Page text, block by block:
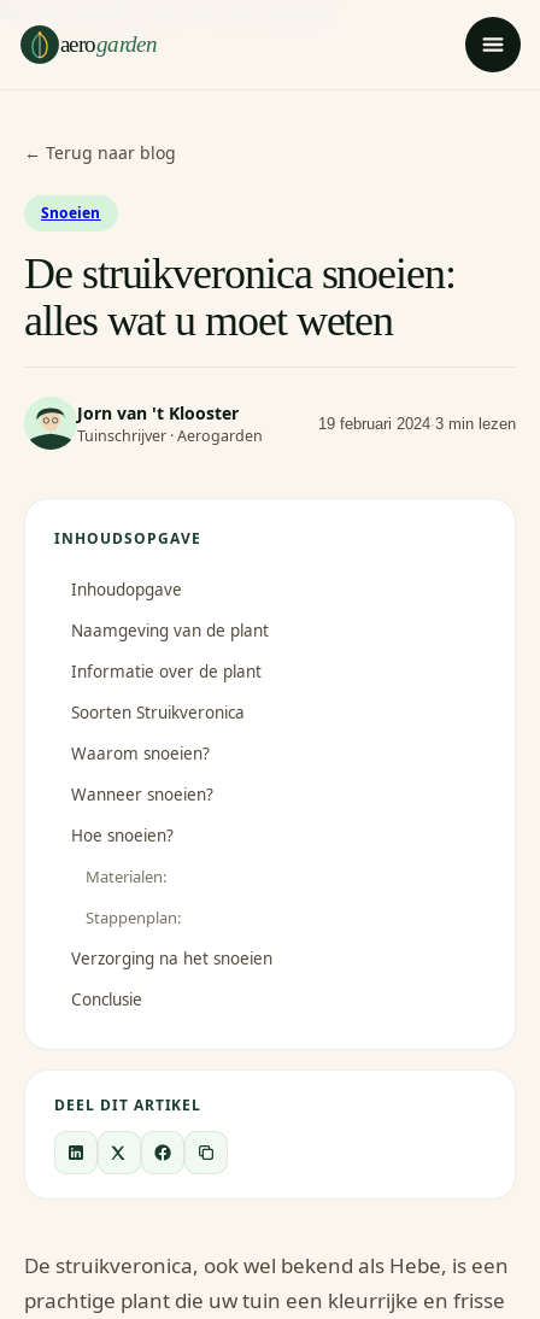
aerogarden
← Terug naar blog
Snoeien
De struikveronica snoeien:
alles wat u moet weten
Jorn van 't Klooster
Tuinschrijver · Aerogarden
19 februari 2024·3 min lezen
INHOUDSOPGAVE
Inhoudopgave
Naamgeving van de plant
Informatie over de plant
Soorten Struikveronica
Waarom snoeien?
Wanneer snoeien?
Hoe snoeien?
Materialen:
Stappenplan:
Verzorging na het snoeien
Conclusie
DEEL DIT ARTIKEL
De struikveronica, ook wel bekend als Hebe, is een
prachtige plant die uw tuin een kleurrijke en frisse